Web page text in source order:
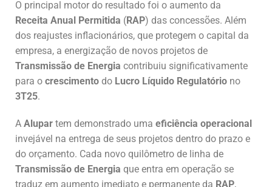
O principal motor do resultado foi o aumento da
Receita Anual Permitida (RAP) das concessões. Além
dos reajustes inflacionários, que protegem o capital da
empresa, a energização de novos projetos de
Transmissão de Energia contribuiu significativamente
para o crescimento do Lucro Líquido Regulatório no
3T25.
A Alupar tem demonstrado uma eficiência operacional
invejável na entrega de seus projetos dentro do prazo e
do orçamento. Cada novo quilômetro de linha de
Transmissão de Energia que entra em operação se
traduz em aumento imediato e permanente da RAP,